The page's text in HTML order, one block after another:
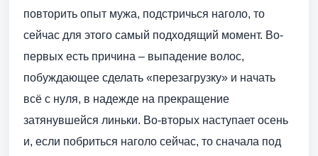
повторить опыт мужа, подстричься наголо, то
сейчас для этого самый подходящий момент. Во-
первых есть причина – выпадение волос,
побуждающее сделать «перезагрузку» и начать
всё с нуля, в надежде на прекращение
затянувшейся линьки. Во-вторых наступает осень
и, если побриться наголо сейчас, то сначала под